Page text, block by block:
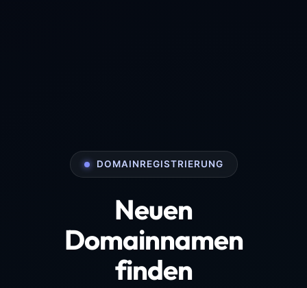
DOMAINREGISTRIERUNG
Neuen
Domainnamen
finden